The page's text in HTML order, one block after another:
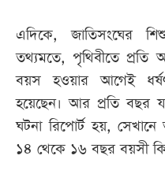
এদিকে, জাতিসংঘের
তথ্যমতে, পৃথিবীতে
বয়স হওয়ার আগেই
হয়েছেন। আর প্রতি বছর
ঘটনা রিপোর্ট হয়,
১৪ থেকে ১৬ বছর বয়সী